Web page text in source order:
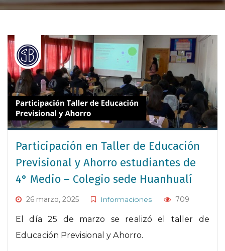
Participación en Taller de Educación
Previsional y Ahorro estudiantes de
4° Medio – Colegio sede Huanhualí
26 marzo, 2025 Informaciones 709
El día 25 de marzo se realizó el taller de
Educación Previsional y Ahorro.